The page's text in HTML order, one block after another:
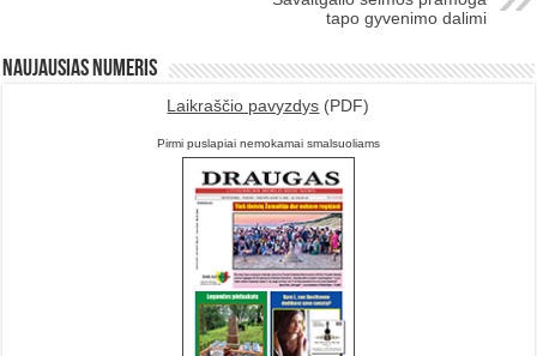
tapo gyvenimo dalimi
Naujausias numeris
Laikraščio pavyzdys (PDF)
Pirmi puslapiai nemokamai smalsuoliams